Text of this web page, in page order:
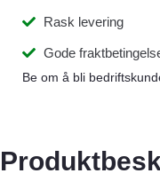
Rask levering
Gode
Be om å bli